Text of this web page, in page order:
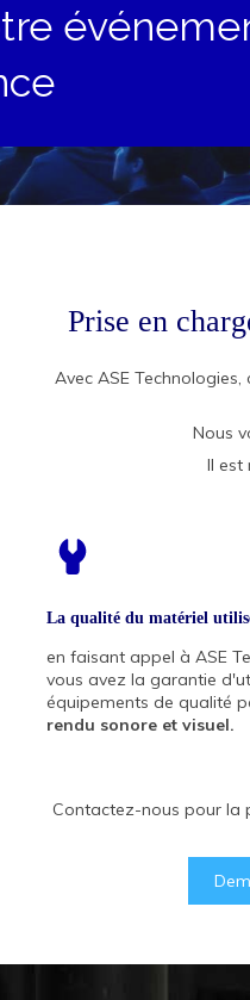
Prise en
Avec ASE
Nous
Il est
La qualité du matériel
en faisant appel à ASE
vous avez la garantie
équipements de qualité
rendu sonore et visuel.
La qualité du matériel
en faisant appel à ASE
vous avez la garantie
équipements de qualité
rendu sonore et visuel.
Contactez-nous pour la